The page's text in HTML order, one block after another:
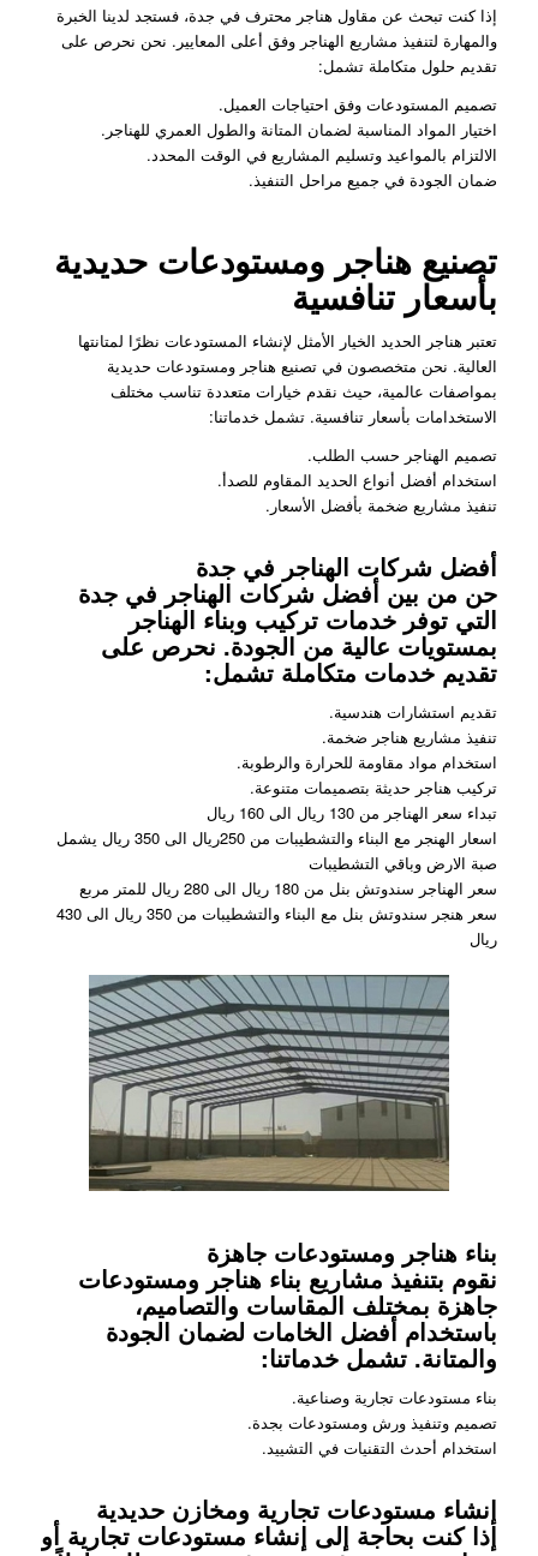
إذا كنت تبحث عن مقاول هناجر محترف في جدة، فستجد لدينا الخبرة
والمهارة لتنفيذ مشاريع الهناجر وفق أعلى المعايير. نحن نحرص على
تقديم حلول متكاملة تشمل:
تصميم المستودعات وفق احتياجات العميل.
اختيار المواد المناسبة لضمان المتانة والطول العمري للهناجر.
الالتزام بالمواعيد وتسليم المشاريع في الوقت المحدد.
ضمان الجودة في جميع مراحل التنفيذ.
تصنيع هناجر ومستودعات حديدية
بأسعار تنافسية
تعتبر هناجر الحديد الخيار الأمثل لإنشاء المستودعات نظرًا لمتانتها
العالية. نحن متخصصون في تصنيع هناجر ومستودعات حديدية
بمواصفات عالمية، حيث نقدم خيارات متعددة تناسب مختلف
الاستخدامات بأسعار تنافسية. تشمل خدماتنا:
تصميم الهناجر حسب الطلب.
استخدام أفضل أنواع الحديد المقاوم للصدأ.
تنفيذ مشاريع ضخمة بأفضل الأسعار.
أفضل شركات الهناجر في جدة
حن من بين أفضل شركات الهناجر في جدة
التي توفر خدمات تركيب وبناء الهناجر
بمستويات عالية من الجودة. نحرص على
تقديم خدمات متكاملة تشمل:
تقديم استشارات هندسية.
تنفيذ مشاريع هناجر ضخمة.
استخدام مواد مقاومة للحرارة والرطوبة.
تركيب هناجر حديثة بتصميمات متنوعة.
تبداء سعر الهناجر من 130 ريال الى 160 ريال
اسعار الهنجر مع البناء والتشطيبات من 250ريال الى 350 ريال يشمل
صبة الارض وباقي التشطيبات
سعر الهناجر سندوتش بنل من 180 ريال الى 280 ريال للمتر مربع
سعر هنجر سندوتش بنل مع البناء والتشطيبات من 350 ريال الى 430
ريال
بناء هناجر ومستودعات جاهزة
نقوم بتنفيذ مشاريع بناء هناجر ومستودعات
جاهزة بمختلف المقاسات والتصاميم،
باستخدام أفضل الخامات لضمان الجودة
والمتانة. تشمل خدماتنا:
بناء مستودعات تجارية وصناعية.
تصميم وتنفيذ ورش ومستودعات بجدة.
استخدام أحدث التقنيات في التشييد.
إنشاء مستودعات تجارية ومخازن حديدية
إذا كنت بحاجة إلى إنشاء مستودعات تجارية أو